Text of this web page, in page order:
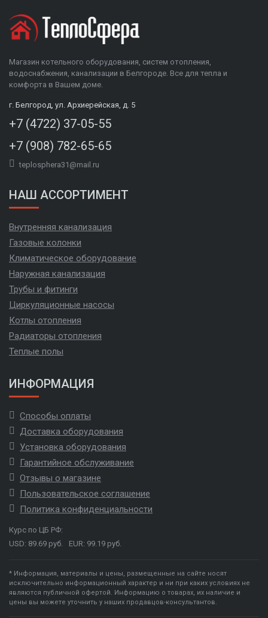
Магазин котельного оборудования, систем отопления,
водоснабжения, канализации в Белгороде. Все для тепла и
комфорта в Вашем доме.
г. Белгород, ул. Архиерейская, д. 5
+7 (4722) 37-05-55
+7 (908) 782-65-65
teplosphera31@mail.ru
НАШ АССОРТИМЕНТ
Внутренняя канализация
Газовые колонки
Климатическое оборудование
Наружная канализация
Трубы и фитинги
Циркуляционные насосы
Котлы отопления
Радиаторы отопления
Теплые полы
ИНФОРМАЦИЯ
Способы оплаты
Доставка оборудования
Установка оборудования
Гарантийное обслуживание
Отзывы о магазине
Пользовательское соглашение
Политика конфиденциальности
Курс по ЦБ РФ:
USD: 89.69 руб.
EUR: 99.19 руб.
* Информация, материалы и цены, размещенные на сайте носят
исключительно информационный характер и ни при каких условиях не
являются публичной офертой. Информацию о товарах, их наличие и
цены вы можете уточнить у наших продавцов-консультантов.